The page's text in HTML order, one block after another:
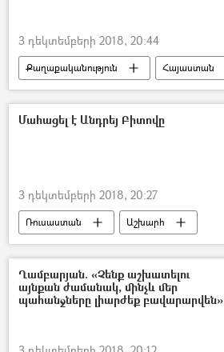
3 դեկտեմբերի 2018, 20:44
Քաղաքականություն
Հայաստան
Մահացել է Անդրեյ Բիտովը
3 դեկտեմբերի 2018, 20:27
Ռուսաստան Աշխարհ
Ղամբարյան. «Չենք աշխատելու
այնքան ժամանակ, մինչև մեր
պահանջները լիարժեք բավարարվեն»